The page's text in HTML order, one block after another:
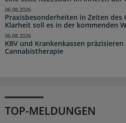
Praxisbesonderheiten in Zeiten des
Klarheit soll es in der kommenden
06.08.2026
KBV und Krankenkassen
Cannabistherapie
06.08.2026
TOP-MELDUNGEN